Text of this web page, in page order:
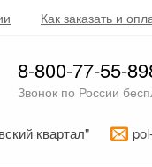
Как заказать и
8-800-77-55-
Звонок по России
квартал"